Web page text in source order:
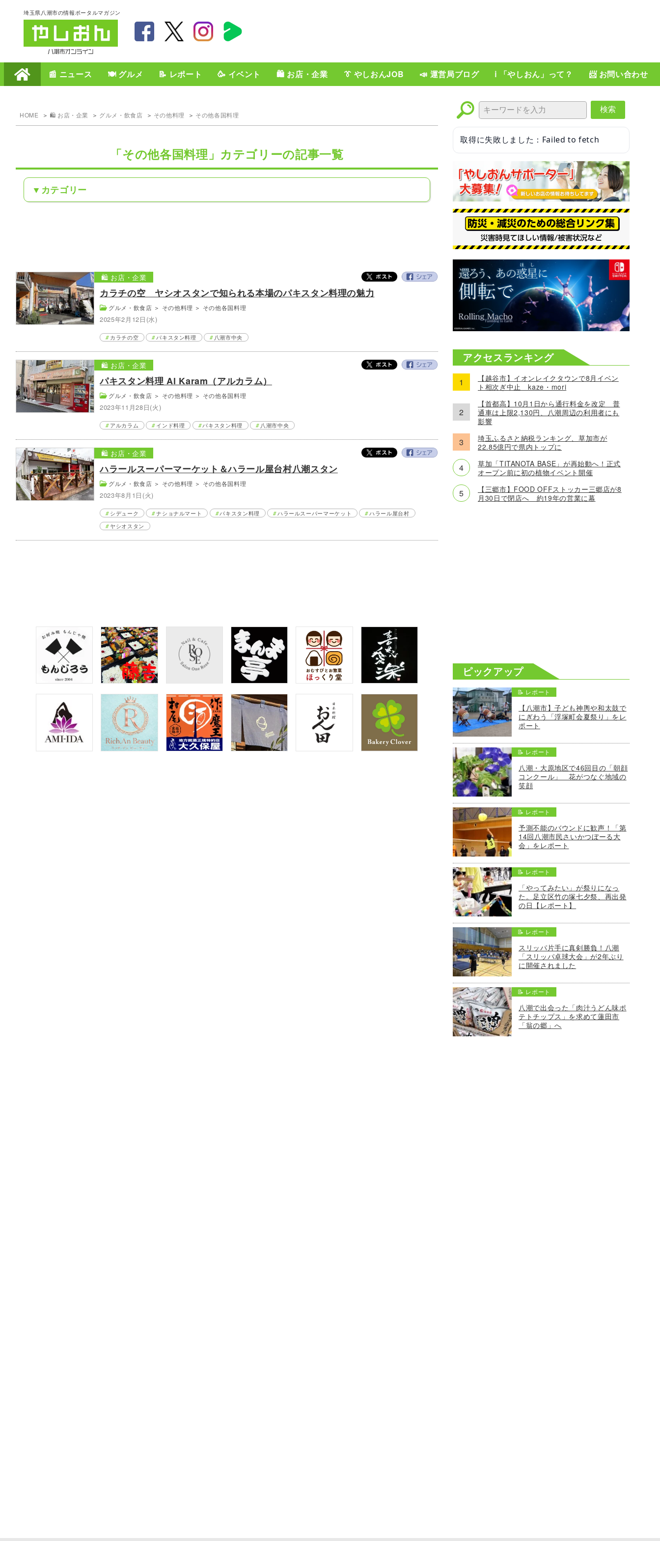
埼玉県八潮市の情報ポータルマガジン
📰 ニュース 🍽️ グルメ 📝 レポート 🥳 イベント 🛍️ お店・企業 👔 やしおんJOB 📣 運営局ブログ ℹ️ 「やしおん」って？ 📨 お問い合わせ
HOME 🛍️ お店・企業 グルメ・飲食店 その他料理 その他各国料理
「その他各国料理」カテゴリーの記事一覧
カテゴリー
カラチの空 ヤシオスタンで知られる本場のパキスタン料理の魅力
グルメ・飲食店 ＞ その他料理 ＞ その他各国料理
2025年2月12日(水)
🛍️ お店・企業
カラチの空 パキスタン料理 八潮市中央
パキスタン料理 Al Karam（アルカラム）
グルメ・飲食店 ＞ その他料理 ＞ その他各国料理
2023年11月28日(火)
🛍️ お店・企業
アルカラム インド料理 パキスタン料理 八潮市中央
ハラールスーパーマーケット＆ハラール屋台村八潮スタン
グルメ・飲食店 ＞ その他料理 ＞ その他各国料理
2023年8月1日(火)
🛍️ お店・企業
シデューク ナショナルマート パキスタン料理 ハラールスーパーマーケット
ハラール屋台村
ヤシオスタン
検索
取得に失敗しました：Failed to fetch
アクセスランキング
【越谷市】イオンレイクタウンで8月イベン
ト相次ぎ中止 kaze・mori
【首都高】10月1日から通行料金を改定 普
通車は上限2,130円、八潮周辺の利用者にも
影響
埼玉ふるさと納税ランキング、草加市が
22.85億円で県内トップに
草加「TITANOTA BASE」が再始動へ！正式
オープン前に初の植物イベント開催
【三郷市】FOOD OFFストッカー三郷店が8
月30日で閉店へ 約19年の営業に幕
ピックアップ
📝 レポート
【八潮市】子ども神輿や和太鼓で
にぎわう「浮塚町会夏祭り」をレ
ポート
📝 レポート
八潮・大原地区で46回目の「朝顔
コンクール」 花がつなぐ地域の
笑顔
📝 レポート
予測不能のバウンドに歓声！「第
14回八潮市民さいかつぼーる大
会」をレポート
📝 レポート
「やってみたい」が祭りになっ
た。足立区竹の塚七夕祭、再出発
の日【レポート】
📝 レポート
スリッパ片手に真剣勝負！八潮
「スリッパ卓球大会」が2年ぶり
に開催されました
📝 レポート
八潮で出会った「肉汁うどん味ポ
テトチップス」を求めて蓮田市
「翁の郷」へ